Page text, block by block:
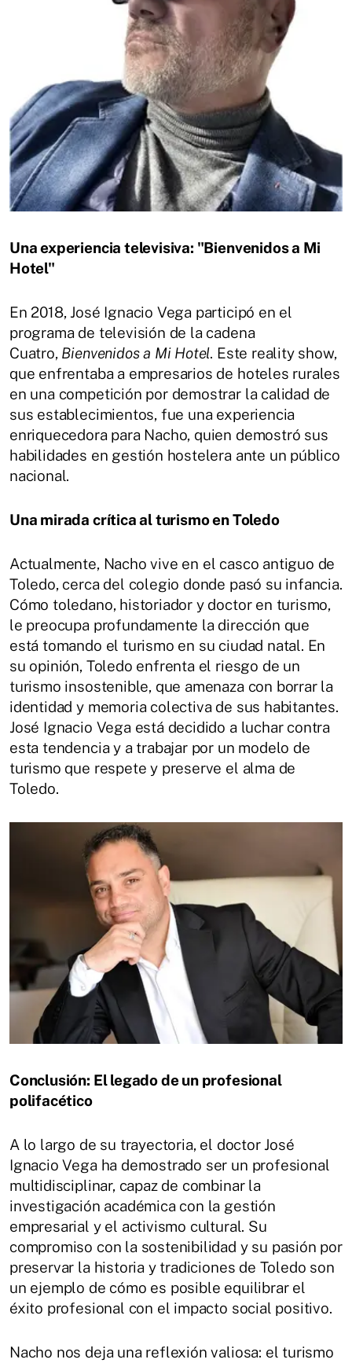
Una experiencia televisiva: "Bienvenidos a Mi
Hotel"
En 2018, José Ignacio Vega participó en el
programa de televisión de la cadena
Cuatro, Bienvenidos a Mi Hotel. Este reality show,
que enfrentaba a empresarios de hoteles rurales
en una competición por demostrar la calidad de
sus establecimientos, fue una experiencia
enriquecedora para Nacho, quien demostró sus
habilidades en gestión hostelera ante un público
nacional.
Una mirada crítica al turismo en Toledo
Actualmente, Nacho vive en el casco antiguo de
Toledo, cerca del colegio donde pasó su infancia.
Cómo toledano, historiador y doctor en turismo,
le preocupa profundamente la dirección que
está tomando el turismo en su ciudad natal. En
su opinión, Toledo enfrenta el riesgo de un
turismo insostenible, que amenaza con borrar la
identidad y memoria colectiva de sus habitantes.
José Ignacio Vega está decidido a luchar contra
esta tendencia y a trabajar por un modelo de
turismo que respete y preserve el alma de
Toledo.
Conclusión: El legado de un profesional
polifacético
A lo largo de su trayectoria, el doctor José
Ignacio Vega ha demostrado ser un profesional
multidisciplinar, capaz de combinar la
investigación académica con la gestión
empresarial y el activismo cultural. Su
compromiso con la sostenibilidad y su pasión por
preservar la historia y tradiciones de Toledo son
un ejemplo de cómo es posible equilibrar el
éxito profesional con el impacto social positivo.
Nacho nos deja una reflexión valiosa: el turismo